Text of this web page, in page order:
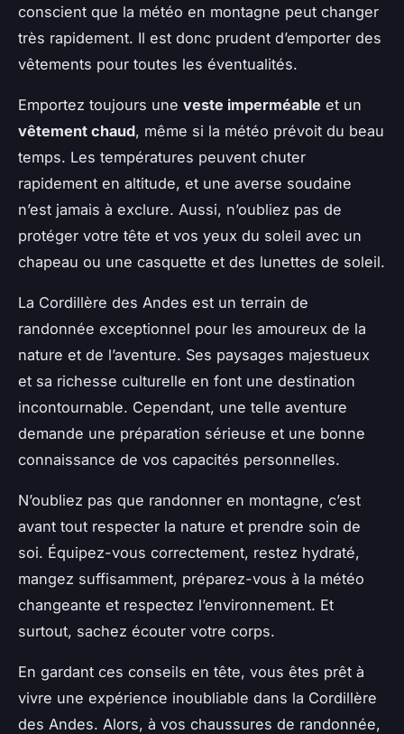
conscient que la météo en montagne peut changer
très rapidement. Il est donc prudent d’emporter des
vêtements pour toutes les éventualités.
Emportez toujours une veste imperméable et un
vêtement chaud, même si la météo prévoit du beau
temps. Les températures peuvent chuter
rapidement en altitude, et une averse soudaine
n’est jamais à exclure. Aussi, n’oubliez pas de
protéger votre tête et vos yeux du soleil avec un
chapeau ou une casquette et des lunettes de soleil.
La Cordillère des Andes est un terrain de
randonnée exceptionnel pour les amoureux de la
nature et de l’aventure. Ses paysages majestueux
et sa richesse culturelle en font une destination
incontournable. Cependant, une telle aventure
demande une préparation sérieuse et une bonne
connaissance de vos capacités personnelles.
N’oubliez pas que randonner en montagne, c’est
avant tout respecter la nature et prendre soin de
soi. Équipez-vous correctement, restez hydraté,
mangez suffisamment, préparez-vous à la météo
changeante et respectez l’environnement. Et
surtout, sachez écouter votre corps.
En gardant ces conseils en tête, vous êtes prêt à
vivre une expérience inoubliable dans la Cordillère
des Andes. Alors, à vos chaussures de randonnée,